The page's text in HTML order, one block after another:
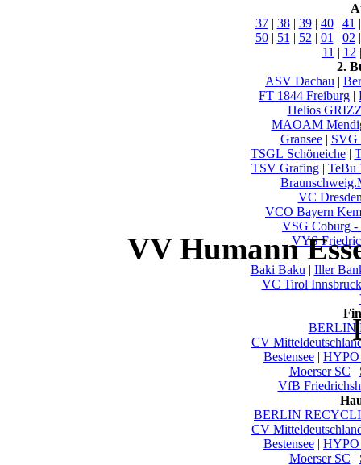
37| 38| 39| 40| 41
50| 51 | 52 | 01 | 02
11 | 12
2.
ASV Dachau |
FT 1844 Freiburg |
Helios
MAOAM
Gransee| SVG
TSGL Schöneiche|
TSV Grafing | TeBu
VC
VCO Bayern
VSG Coburg -
VYS
Baki Baku | Iller
VC Tirol Innsbruck
BERLIN
CV
Bestensee | HYPO
Moerser SC |
VfB
BERLIN
CV
Bestensee | HYPO
Moerser SC |
VV Humann